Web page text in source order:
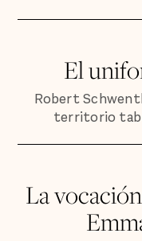
El
Robert
territorio
La